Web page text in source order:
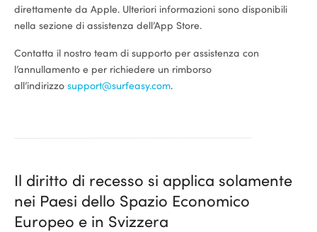
direttamente da Apple. Ulteriori informazioni sono disponibili
nella sezione di assistenza dell’App Store.
Contatta il nostro team di supporto per assistenza con
l’annullamento e per richiedere un rimborso
all’indirizzo support@surfeasy.com.
Il diritto di recesso si applica solamente
nei Paesi dello Spazio Economico
Europeo e in Svizzera